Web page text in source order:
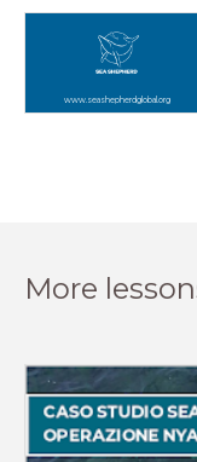
www.seashepherdglobal.org
More